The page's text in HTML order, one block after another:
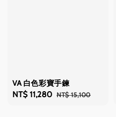
VA 白色彩寶手鍊
Sale
NT$ 11,280 Regular
NT$ 15,100